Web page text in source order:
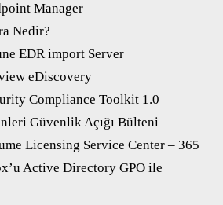
Manager
Nedir?
EDR import Server
eDiscovery
Compliance Toolkit 1.0
Güvenlik Açığı Bülteni
Licensing Service Center – 365
Active Directory GPO ile